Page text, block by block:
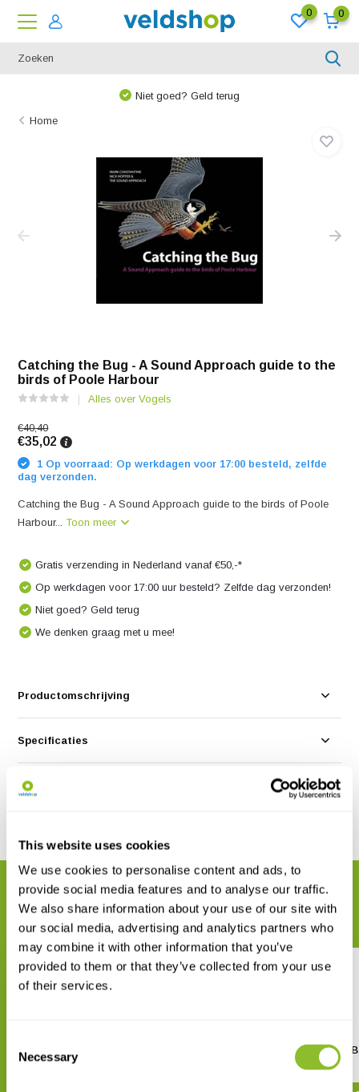
This website uses cookies
We use cookies to personalise content and ads, to
provide social media features and to analyse our traffic.
We also share information about your use of our site with
our social media, advertising and analytics partners who
may combine it with other information that you’ve
provided to them or that they’ve collected from your use
of their services.
Selection
Necessary
0 0
Niet goed? Geld terug
Home
Catching the Bug - A Sound Approach guide to the
birds of Poole Harbour
Alles over Vogels
€40,40
€35,02
1 Op voorraad: Op werkdagen voor 17:00 besteld, zelfde
dag verzonden.
Catching the Bug - A Sound Approach guide to the birds of Poole
Harbour...Toon meer
Gratis verzending in Nederland vanaf €50,-*
Op werkdagen voor 17:00 uur besteld? Zelfde dag verzonden!
Niet goed? Geld terug
We denken graag met u mee!
Productomschrijving
Specificaties
Reviews
GERELATEERDE PRODUCTEN
Maak uw bestelling compleet
Morocco: Sharing the
€ 69,-